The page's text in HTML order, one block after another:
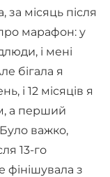
місяць після
про марафон: у
і мені
бігала я
і 12 місяців я
а перший
важко,
13-го
фінішувала з